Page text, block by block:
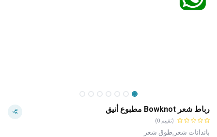
رباط شعر Bowknot مطبوع أنيق
(تقييم 0)
باندانات شعر,طوق شعر